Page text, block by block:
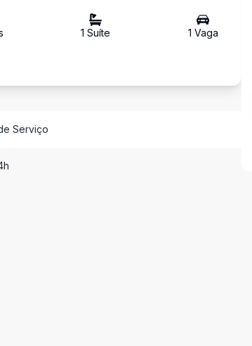
1 Suíte 1 Vaga
Serviço